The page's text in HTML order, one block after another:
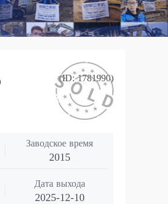
(ID: 1781990)
Заводское время
2015
Дата выхода
2025-12-10